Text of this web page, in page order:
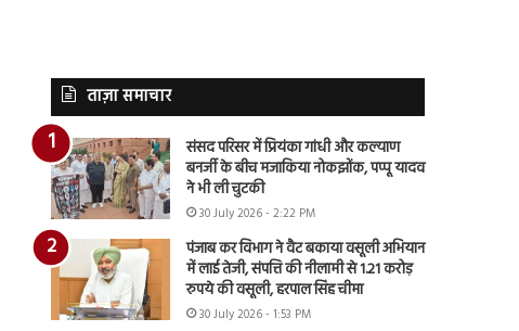
ताज़ा समाचार
संसद परिसर में प्रियंका गांधी और कल्याण
बनर्जी के बीच मजाकिया नोकझोंक, पप्पू यादव
ने भी ली चुटकी
30 July 2026 - 2:22 PM
पंजाब कर विभाग ने वैट बकाया वसूली अभियान
में लाई तेजी, संपत्ति की नीलामी से 1.21 करोड़
रुपये की वसूली, हरपाल सिंह चीमा
30 July 2026 - 1:53 PM